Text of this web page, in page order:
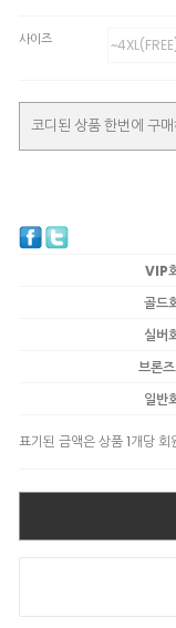
사이즈
코디된 상품 한번에 구
VIP
골드
실버
브론
일반
표기된 금액은 상품 1개당